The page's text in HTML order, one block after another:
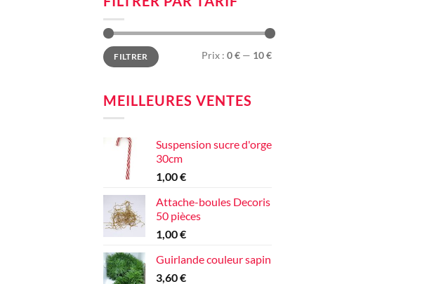
Prix
min
Prix
maxFILTRER Prix : 0 € — 10 €
MEILLEURES VENTES
Suspension sucre d'orge
30cm
1,00€
Attache-boules Decoris
50 pièces
1,00€
Guirlande couleur sapin
3,60€